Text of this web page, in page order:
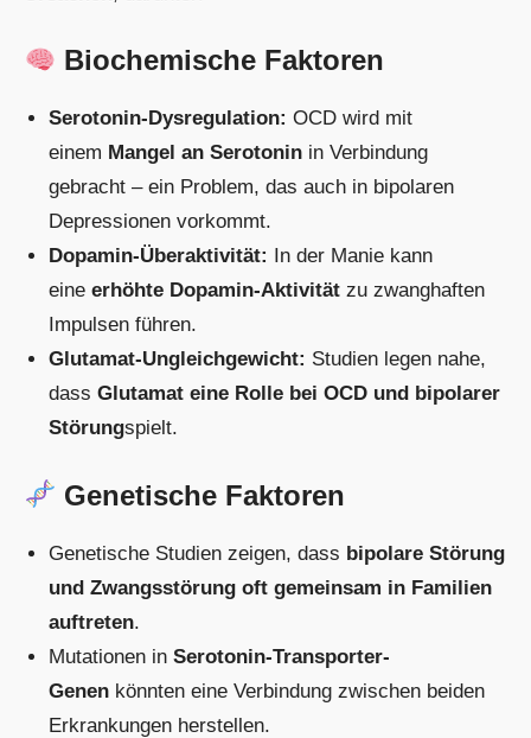
Biochemische Faktoren
Serotonin-Dysregulation: OCD wird mit
einem Mangel an Serotonin in Verbindung
gebracht – ein Problem, das auch in bipolaren
Depressionen vorkommt.
Dopamin-Überaktivität:
In der Manie kann
eineerhöhte Dopamin-Aktivität zu zwanghaften
Impulsen führen.
Glutamat-Ungleichgewicht: Studien legen nahe,
dassGlutamat eine Rolle bei OCD und bipolarer
Störungspielt.
Genetische Faktoren
Genetische Studien zeigen, dass bipolare Störung
und Zwangsstörung oft gemeinsam in Familien
auftreten.
Mutationen inSerotonin-Transporter-
Genen könnten eine Verbindung zwischen beiden
Erkrankungen herstellen.